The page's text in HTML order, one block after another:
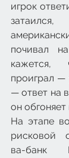
игрок
почивал
кажется,
проиграл —
— ответ на
он обгоняет
На этапе
рисковой
ва-банк